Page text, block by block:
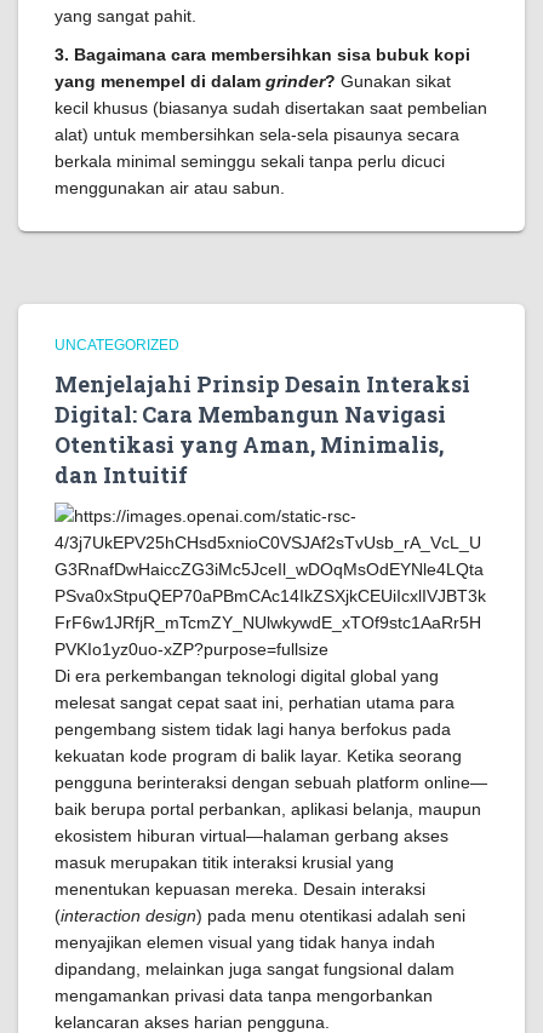
yang sangat pahit.
3. Bagaimana cara membersihkan sisa bubuk kopi
yang menempel di dalam grinder? Gunakan sikat
kecil khusus (biasanya sudah disertakan saat pembelian
alat) untuk membersihkan sela-sela pisaunya secara
berkala minimal seminggu sekali tanpa perlu dicuci
menggunakan air atau sabun.
UNCATEGORIZED
Menjelajahi Prinsip Desain Interaksi
Digital: Cara Membangun Navigasi
Otentikasi yang Aman, Minimalis,
dan Intuitif
Di era perkembangan teknologi digital global yang
melesat sangat cepat saat ini, perhatian utama para
pengembang sistem tidak lagi hanya berfokus pada
kekuatan kode program di balik layar. Ketika seorang
pengguna berinteraksi dengan sebuah platform online—
baik berupa portal perbankan, aplikasi belanja, maupun
ekosistem hiburan virtual—halaman gerbang akses
masuk merupakan titik interaksi krusial yang
menentukan kepuasan mereka. Desain interaksi
(interaction design) pada menu otentikasi adalah seni
menyajikan elemen visual yang tidak hanya indah
dipandang, melainkan juga sangat fungsional dalam
mengamankan privasi data tanpa mengorbankan
kelancaran akses harian pengguna.